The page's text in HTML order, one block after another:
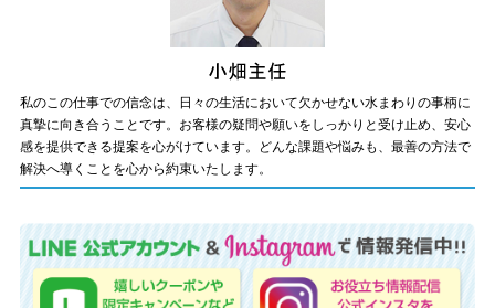
私のこの仕事での信念は、日々の生活において欠かせない水まわりの事柄に
真摯に向き合うことです。お客様の疑問や願いをしっかりと受け止め、安心
感を提供できる提案を心がけています。どんな課題や悩みも、最善の方法で
解決へ導くことを心から約束いたします。